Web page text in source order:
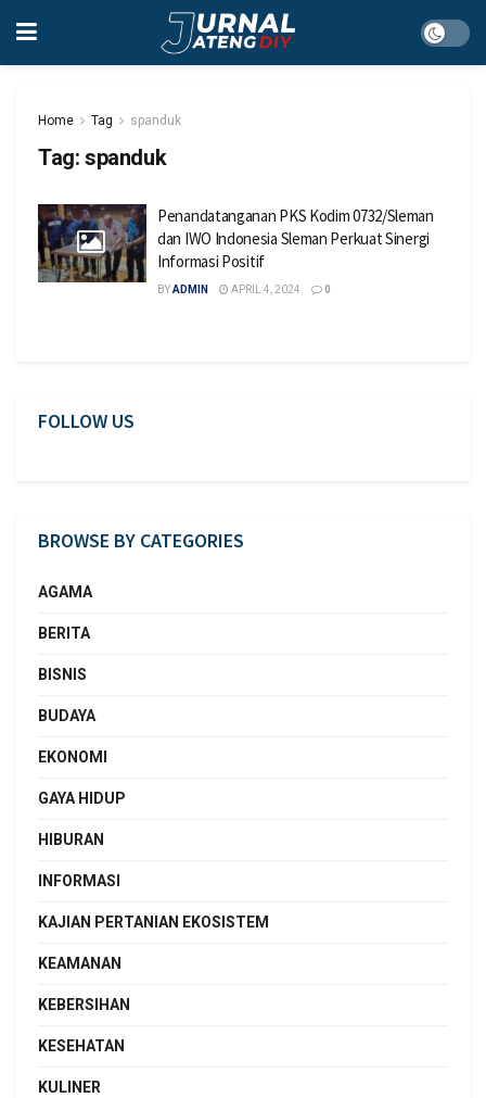
Home Tag spanduk
Tag: spanduk
Penandatanganan PKS Kodim 0732/Sleman
dan IWO Indonesia Sleman Perkuat Sinergi
Informasi Positif
BYADMIN APRIL 4, 2024 0
FOLLOW US
BROWSE BY CATEGORIES
AGAMA
BERITA
BISNIS
BUDAYA
EKONOMI
GAYA HIDUP
HIBURAN
INFORMASI
KAJIAN PERTANIAN EKOSISTEM
KEAMANAN
KEBERSIHAN
KESEHATAN
KULINER